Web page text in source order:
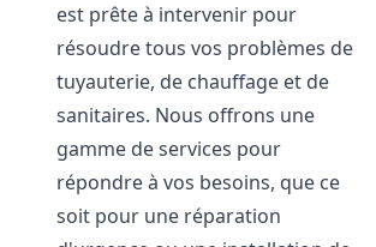
est prête à intervenir pour
résoudre tous vos problèmes de
tuyauterie, de chauffage et de
sanitaires. Nous offrons une
gamme de services pour
répondre à vos besoins, que ce
soit pour une réparation